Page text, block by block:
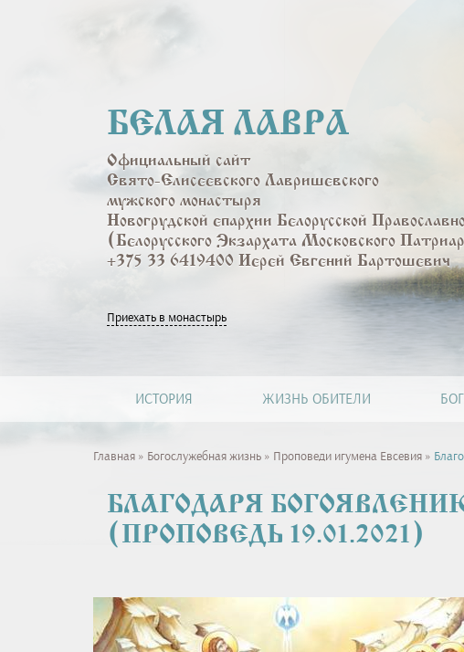
БЕЛАЯ ЛАВРА
Официальный сайт
Свято-Елисеевского Лавришевского
мужского монастыря
Новогрудской епархии Белорусской
(Белорусского Экзархата Московского
+375 33 6419400 Иерей Евгений Бартошевич
Приехать в монастырь
ИСТОРИЯ ЖИЗНЬ ОБИТЕЛИ
Вы
здесь
Главная » Богослужебная жизнь » Проповеди игумена Евсевия »
БЛАГОДАРЯ
(ПРОПОВЕДЬ 19.01.2021)